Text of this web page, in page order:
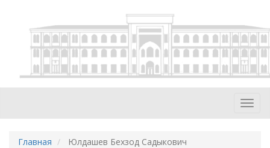
Главная Юлдашев Бехзод Садыкович